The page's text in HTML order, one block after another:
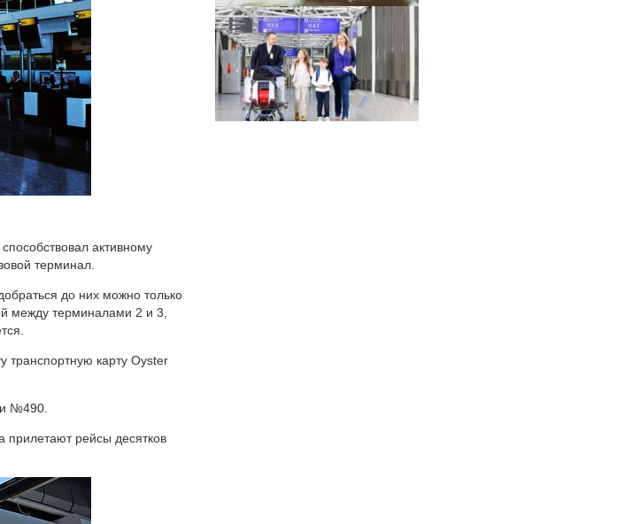
активному
терминал.
до них можно только
между терминалами 2 и 3,
транспортную карту Oyster
и №490.
прилетают рейсы десятков